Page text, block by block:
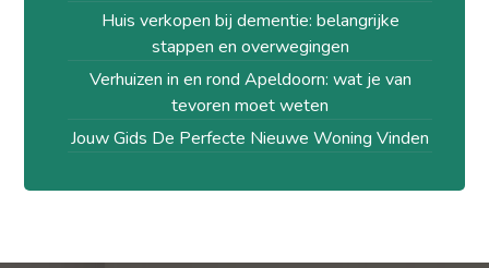
Huis verkopen bij dementie: belangrijke
stappen en overwegingen
Verhuizen in en rond Apeldoorn: wat je van
tevoren moet weten
Jouw Gids De Perfecte Nieuwe Woning Vinden